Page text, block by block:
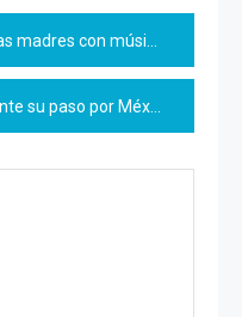
con música y emoción
su paso por México